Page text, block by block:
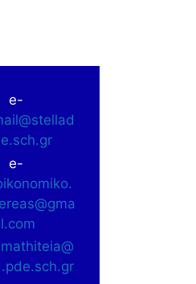
e-
e-
mathiteia@